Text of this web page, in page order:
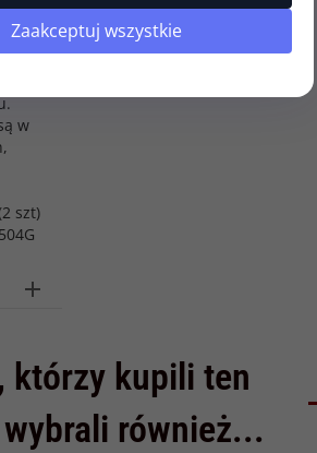
w
szt)
którzy kupili ten
również...
Zaakceptuj wszystkie